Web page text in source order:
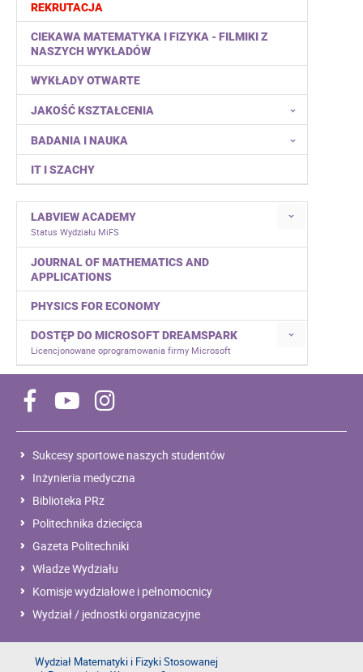
REKRUTACJA
CIEKAWA MATEMATYKA I FIZYKA - FILMIKI Z
NASZYCH WYKŁADÓW
WYKŁADY OTWARTE
JAKOŚĆ KSZTAŁCENIA
BADANIA I NAUKA
IT I SZACHY
LABVIEW ACADEMY
Status Wydziału MiFS
JOURNAL OF MATHEMATICS AND
APPLICATIONS
PHYSICS FOR ECONOMY
DOSTĘP DO MICROSOFT DREAMSPARK
Licencjonowane oprogramowania firmy Microsoft
Sukcesy sportowe naszych studentów
Inżynieria medyczna
Biblioteka PRz
Politechnika dziecięca
Gazeta Politechniki
Władze Wydziału
Komisje wydziałowe i pełnomocnicy
Wydział / jednostki organizacyjne
Wydział Matematyki i Fizyki Stosowanej